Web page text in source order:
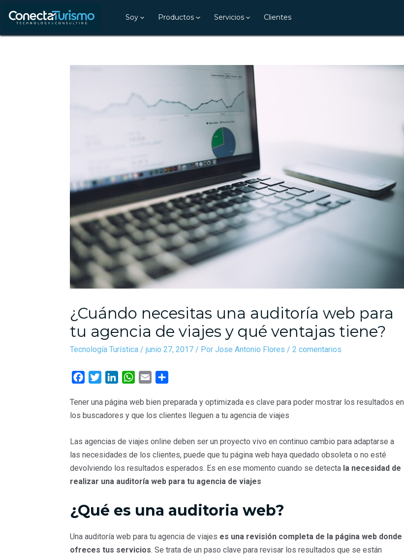
Soy Productos Servicios Clientes
¿Cuándo necesitas una auditoría web para
tu agencia de viajes y qué ventajas tiene?
Tecnología Turística / junio 27, 2017 / Por Jose Antonio Flores / 2 comentarios
c
e
o
o
k
i
t
e
r
n
k
d
I
n
W
a
t
A
p
p
a
i
m
p
r
t
i
r
Tener una página web bien preparada y optimizada es clave para poder mostrar los resultados en
los buscadores y que los clientes lleguen a tu agencia de viajes
Las agencias de viajes online deben ser un proyecto vivo en continuo cambio para adaptarse a
las necesidades de los clientes, puede que tu página web haya quedado obsoleta o no esté
devolviendo los resultados esperados. Es en ese momento cuando se detecta la necesidad de
realizar una auditoría web para tu agencia de viajes
¿Qué es una auditoria web?
Una auditoría web para tu agencia de viajes es una revisión completa de la página web donde
ofreces tus servicios. Se trata de un paso clave para revisar los resultados que se están